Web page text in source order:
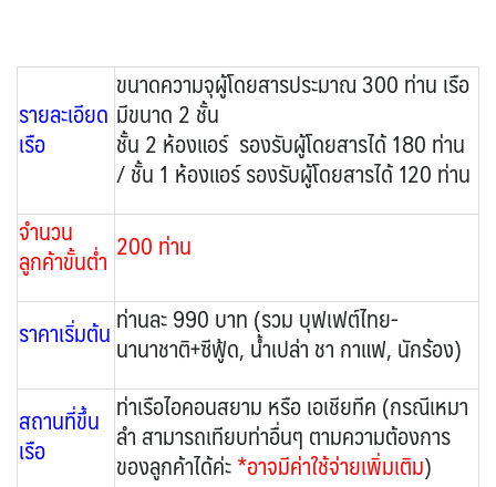
9
เบลเยี่ยม เนเธอร์แลนด์ ลักเซม
ร์ก (BENELUX) 1 จอร์เจีย อาร์เมเนีย 1
อิตาลี สวิส ฝรั่งเศส 3 สเปน โปรตุเกส 2
รายละเอียด
เรือ
ขนาดความจุผู้โดยสารประมาณ 300 ท่าน เรือ
มีขนาด 2 ชั้น
ชั้น 2 ห้องแอร์ รองรับผู้โดยสารได้ 180 ท่าน
/ ชั้น 1 ห้องแอร์ รองรับผู้โดยสารได้ 120 ท่าน
จำนวน
ลูกค้าขั้นต่ำ 200 ท่าน
ราคาเริ่มต้น ท่านละ 990 บาท (รวม บุฟเฟต์ไทย-
นานาชาติ+ซีฟู้ด, น้ำเปล่า ชา กาแฟ, นักร้อง)
สถานที่ขึ้น
เรือ
ท่าเรือไอคอนสยาม หรือ เอเชียทีค (กรณีเหมา
ลำ สามารถเทียบท่าอื่นๆ ตามความต้องการ
ของลูกค้าได้ค่ะ*อาจมีค่าใช้จ่ายเพิ่มเติม)